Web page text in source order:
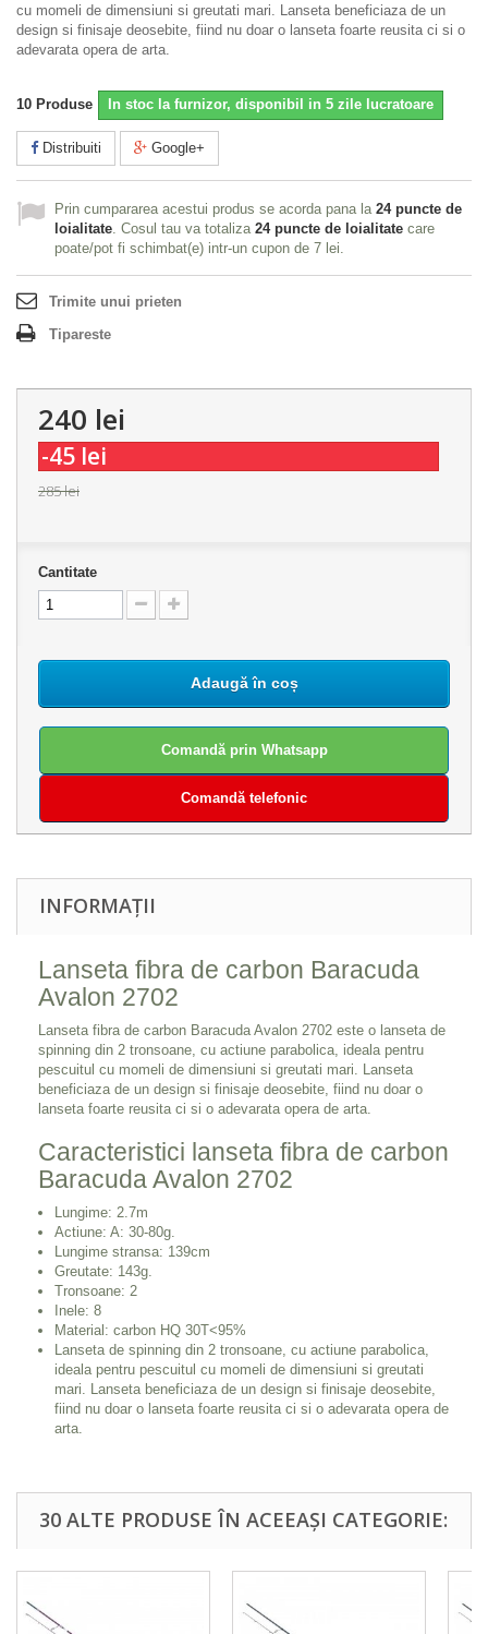
cu momeli de dimensiuni si greutati mari. Lanseta beneficiaza de un
design si finisaje deosebite, fiind nu doar o lanseta foarte reusita ci si o
adevarata opera de arta.
10 Produse In stoc la furnizor, disponibil in 5 zile lucratoare
Distribuiti Google+
Prin cumpararea acestui produs se acorda pana la 24puncte de
loialitate . Cosul tau va totaliza 24puncte de loialitate care
poate/pot fi schimbat(e) intr-un cupon de 7 lei
Trimite unui prieten
Tipareste
240 lei
-45 lei
285 lei
Cantitate
Adaugă în coș
Comandă prin Whatsapp
Comandă telefonic
INFORMAȚII
Lanseta fibra de carbon Baracuda
Avalon 2702
Lanseta fibra de carbon Baracuda Avalon 2702 este o lanseta de
spinning din 2 tronsoane, cu actiune parabolica, ideala pentru
pescuitul cu momeli de dimensiuni si greutati mari. Lanseta
beneficiaza de un design si finisaje deosebite, fiind nu doar o
lanseta foarte reusita ci si o adevarata opera de arta.
Caracteristici lanseta fibra de carbon
Baracuda Avalon 2702
Lungime: 2.7m
Actiune: A: 30-80g.
Lungime stransa: 139cm
Greutate: 143g.
Tronsoane: 2
Inele: 8
Material: carbon HQ 30T<95%
Lanseta de spinning din 2 tronsoane, cu actiune parabolica,
ideala pentru pescuitul cu momeli de dimensiuni si greutati
mari. Lanseta beneficiaza de un design si finisaje deosebite,
fiind nu doar o lanseta foarte reusita ci si o adevarata opera de
arta.
30 ALTE PRODUSE ÎN ACEEAȘI CATEGORIE: